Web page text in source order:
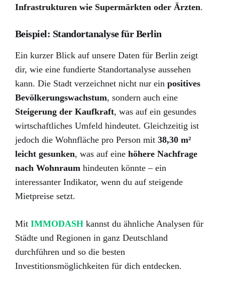
Infrastrukturen wie Supermärkten oder Ärzten.
Beispiel: Standortanalyse für Berlin
Ein kurzer Blick auf unsere Daten für Berlin zeigt
dir, wie eine fundierte Standortanalyse aussehen
kann. Die Stadt verzeichnet nicht nur ein positives
Bevölkerungswachstum, sondern auch eine
Steigerung der Kaufkraft, was auf ein gesundes
wirtschaftliches Umfeld hindeutet. Gleichzeitig ist
jedoch die Wohnfläche pro Person mit 38,30 m²
leicht gesunken, was auf eine höhere Nachfrage
nach Wohnraum hindeuten könnte – ein
interessanter Indikator, wenn du auf steigende
Mietpreise setzt.
Mit IMMODASH kannst du ähnliche Analysen für
Städte und Regionen in ganz Deutschland
durchführen und so die besten
Investitionsmöglichkeiten für dich entdecken.